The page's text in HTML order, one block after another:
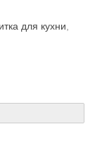
для кухни